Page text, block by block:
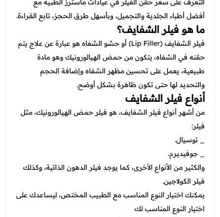
عروض العناية بالشعر
عروض الرجال
عروض جراحات التجميل
عروض قسم الطوارئ
عروض المختبر
عروض الاشعة
عروض الباطنة
عروض العظام
عروض الانف والاذن والحنجرة
عروض العلاج الطبيعي
التعرف على سعر حقن الفيلر في عيادات ماسترز الطبية مع
أفضل أطباء الجلدية والتجميل، وبأسهل طرق الحجز، تابع القراءة.
ما هو فيلر الشفايف؟
فيلر الشفايف (Lip Filler) أو حشو الشفاه هو عبارة عن علاج يتم
حقنه في الشفاه، يتكون من حمض الهيالورونيك وهو مادة
طبيعية، يعمل على تحسين مظهر الشفاه وإضافة الحجم
والتحديد لها حتى تكون ظاهرة بشكل أوضح.
أنواع فيلر الشفايف
من أشهر أنواع فيلر الشفايف، هو فيلر حمض الهيالورونيك، مثل
فيلر:
_ توسيال.
_ جوفيديرم.
والكثير من الأنواع الأخرى، كما يوجد فيلر الدهون الذاتية، وكذلك
فيلر الكولاجين.
يمكنك اختيار النوع المناسب مع الطبيب المختص، ليساعدك على
اختيار النوع المناسب لك